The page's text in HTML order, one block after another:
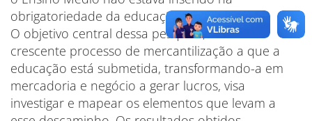
obrigatoriedade da educação básica pública.
O objetivo central dessa pesquisa, frente ao
crescente processo de mercantilização a que a
educação está submetida, transformando-a em
mercadoria e negócio a gerar lucros, visa
investigar e mapear os elementos que levam a